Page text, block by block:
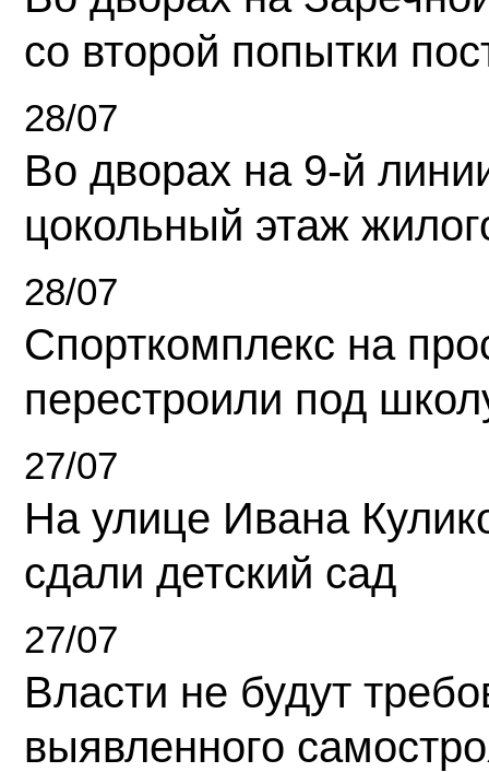
со второй попытки
28/07
Во дворах на 9-й
цокольный этаж
28/07
Спорткомплекс на
перестроили под
27/07
На улице Ивана
сдали детский сад
27/07
Власти не будут
выявленного